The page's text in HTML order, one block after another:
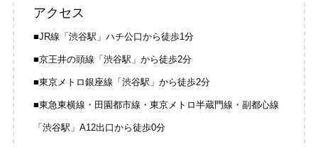
アクセス
■JR線「渋谷駅」ハチ公口から徒歩1分
■京王井の頭線「渋谷駅」から徒歩2分
■東京メトロ銀座線「渋谷駅」から徒歩2分
■東急東横線・田園都市線・東京メトロ半蔵門線・副都心線
「渋谷駅」A12出口から徒歩0分